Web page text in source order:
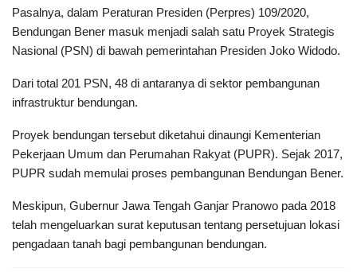
Pasalnya, dalam Peraturan Presiden (Perpres) 109/2020,
Bendungan Bener masuk menjadi salah satu Proyek Strategis
Nasional (PSN) di bawah pemerintahan Presiden Joko Widodo.
Dari total 201 PSN, 48 di antaranya di sektor pembangunan
infrastruktur bendungan.
Proyek bendungan tersebut diketahui dinaungi Kementerian
Pekerjaan Umum dan Perumahan Rakyat (PUPR). Sejak 2017,
PUPR sudah memulai proses pembangunan Bendungan Bener.
Meskipun, Gubernur Jawa Tengah Ganjar Pranowo pada 2018
telah mengeluarkan surat keputusan tentang persetujuan lokasi
pengadaan tanah bagi pembangunan bendungan.